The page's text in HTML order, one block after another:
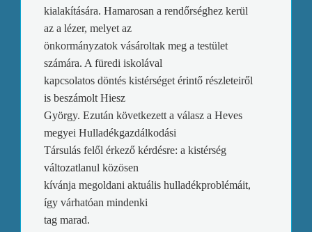
kialakítására. Hamarosan a rendőrséghez kerül
az a lézer, melyet az
önkormányzatok vásároltak meg a testület
számára. A füredi iskolával
kapcsolatos döntés kistérséget érintő részleteiről
is beszámolt Hiesz
György. Ezután következett a válasz a Heves
megyei Hulladékgazdálkodási
Társulás felől érkező kérdésre: a kistérség
változatlanul közösen
kívánja megoldani aktuális hulladékproblémáit,
így várhatóan mindenki
tag marad.